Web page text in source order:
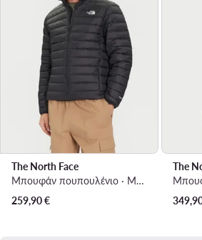
The North Face
Μπουφάν πουπουλένιο · Μαύρο
259,90€
The